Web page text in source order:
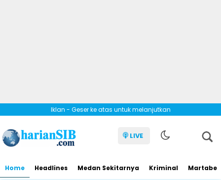
Iklan - Geser ke atas untuk melanjutkan
LIVE
Home Headlines Medan Sekitarnya Kriminal Martabe